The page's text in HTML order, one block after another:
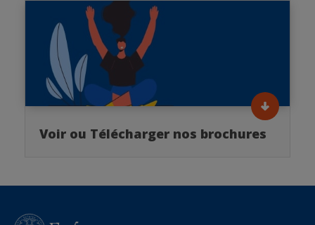
Voir ou Télécharger nos brochures